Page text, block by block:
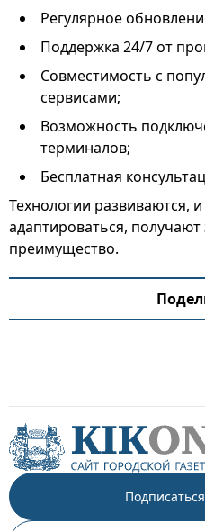
Регулярное
Поддержка 24/7 от
Совместимость с
сервисами;
Возможность
терминалов;
Бесплатная
Технологии развиваются, и
адаптироваться,
преимущество.